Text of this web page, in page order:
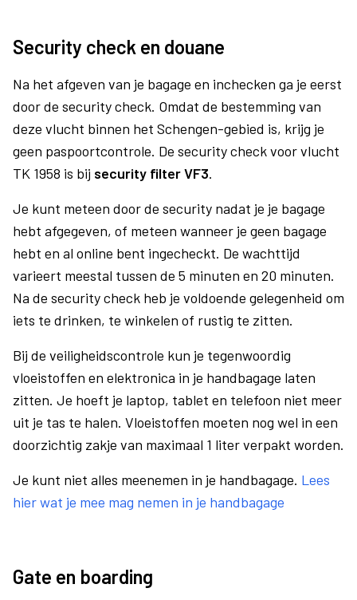
Security check en douane
Na het afgeven van je bagage en inchecken ga je eerst
door de security check. Omdat de bestemming van
deze vlucht binnen het Schengen-gebied is, krijg je
geen paspoortcontrole. De security check voor vlucht
TK 1958 is bij security filter VF3.
Je kunt meteen door de security nadat je je bagage
hebt afgegeven, of meteen wanneer je geen bagage
hebt en al online bent ingecheckt. De wachttijd
varieert meestal tussen de 5 minuten en 20 minuten.
Na de security check heb je voldoende gelegenheid om
iets te drinken, te winkelen of rustig te zitten.
Bij de veiligheidscontrole kun je tegenwoordig
vloeistoffen en elektronica in je handbagage laten
zitten. Je hoeft je laptop, tablet en telefoon niet meer
uit je tas te halen. Vloeistoffen moeten nog wel in een
doorzichtig zakje van maximaal 1 liter verpakt worden.
Je kunt niet alles meenemen in je handbagage. Lees
hier wat je mee mag nemen in je handbagage
Gate en boarding